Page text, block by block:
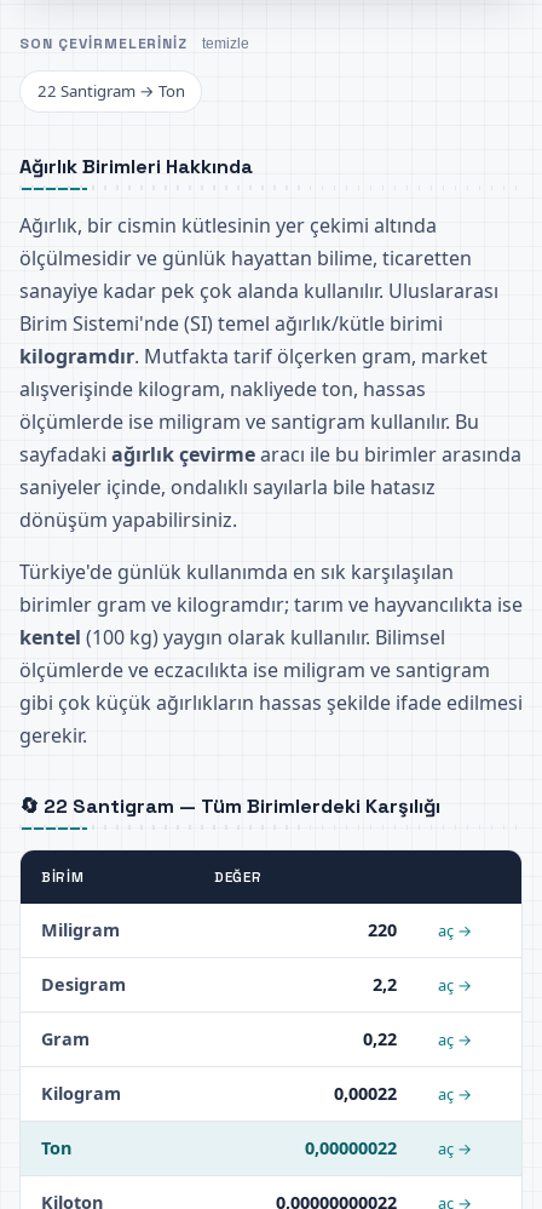
SON ÇEVIRMELERINIZ temizle
22 Santigram → Ton
Ağırlık Birimleri Hakkında
Ağırlık, bir cismin kütlesinin yer çekimi altında
ölçülmesidir ve günlük hayattan bilime, ticaretten
sanayiye kadar pek çok alanda kullanılır. Uluslararası
Birim Sistemi'nde (SI) temel ağırlık/kütle birimi
kilogramdır. Mutfakta tarif ölçerken gram, market
alışverişinde kilogram, nakliyede ton, hassas
ölçümlerde ise miligram ve santigram kullanılır. Bu
sayfadaki ağırlık çevirmearacı ile bu birimler arasında
saniyeler içinde, ondalıklı sayılarla bile hatasız
dönüşüm yapabilirsiniz.
Türkiye'de günlük kullanımda en sık karşılaşılan
birimler gram ve kilogramdır; tarım ve hayvancılıkta ise
kentel (100 kg) yaygın olarak kullanılır. Bilimsel
ölçümlerde ve eczacılıkta ise miligram ve santigram
gibi çok küçük ağırlıkların hassas şekilde ifade edilmesi
gerekir.
🔄 22 Santigram — Tüm Birimlerdeki Karşılığı
BIRIM DEĞER
Miligram 220 aç →
Desigram 2,2 aç →
Gram 0,22 aç →
Kilogram 0,00022 aç →
Ton 0,00000022 aç →
Kiloton 0,00000000022 aç →